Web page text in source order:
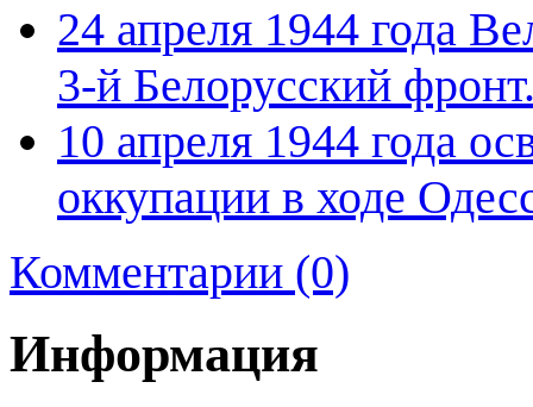
24 апреля 1944 года
3-й Белорусский
10 апреля 1944 года
оккупации в ходе
Комментарии (0)
Информация